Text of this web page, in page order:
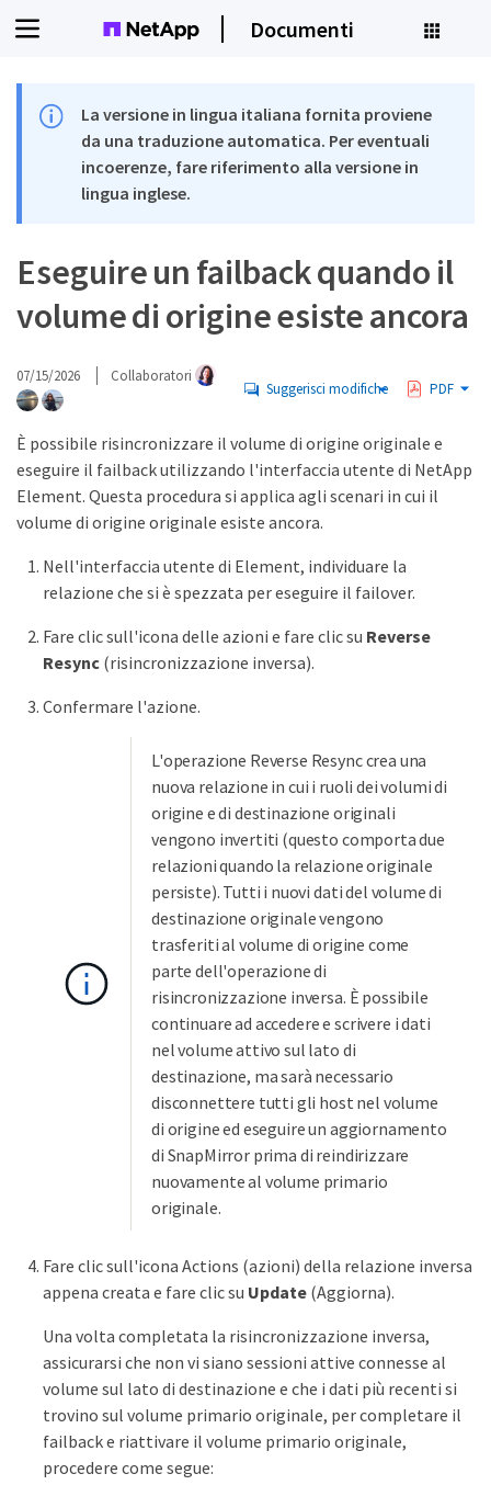
Documenti
La versione in lingua italiana fornita proviene
da una traduzione automatica. Per eventuali
incoerenze, fare riferimento alla versione in
lingua inglese.
Eseguire un failback quando il
volume di origine esiste ancora
07/15/2026 Collaboratori
Suggerisci modifiche PDF
È possibile risincronizzare il volume di origine originale e
eseguire il failback utilizzando l'interfaccia utente di NetApp
Element. Questa procedura si applica agli scenari in cui il
volume di origine originale esiste ancora.
Nell'interfaccia utente di Element, individuare la
relazione che si è spezzata per eseguire il failover.
Fare clic sull'icona delle azioni e fare clic su Reverse
Resync(risincronizzazione inversa).
Confermare l'azione.
L'operazione Reverse Resync crea una
nuova relazione in cui i ruoli dei volumi di
origine e di destinazione originali
vengono invertiti (questo comporta due
relazioni quando la relazione originale
persiste). Tutti i nuovi dati del volume di
destinazione originale vengono
trasferiti al volume di origine come
parte dell'operazione di
risincronizzazione inversa. È possibile
continuare ad accedere e scrivere i dati
nel volume attivo sul lato di
destinazione, ma sarà necessario
disconnettere tutti gli host nel volume
di origine ed eseguire un aggiornamento
di SnapMirror prima di reindirizzare
nuovamente al volume primario
originale.
Fare clic sull'icona Actions (azioni) della relazione inversa
appena creata e fare clic su Update(Aggiorna).
Una volta completata la risincronizzazione inversa,
assicurarsi che non vi siano sessioni attive connesse al
volume sul lato di destinazione e che i dati più recenti si
trovino sul volume primario originale, per completare il
failback e riattivare il volume primario originale,
procedere come segue: